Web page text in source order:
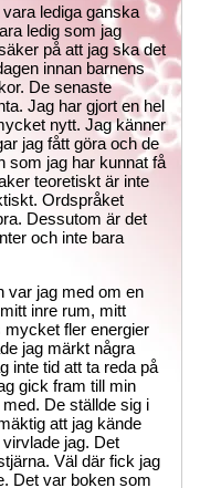
lediga ganska
ledig som jag
på att jag ska det
innan barnens
De senaste
Jag har gjort en hel
nytt. Jag känner
jag fått göra och de
som jag har kunnat få
teoretiskt är inte
Ordspråket
Dessutom är det
och inte bara
var jag med om en
inre rum, mitt
mycket fler energier
jag märkt några
inte tid att ta reda på
gick fram till min
De ställde sig i
att jag kände
jag. Det
Väl där fick jag
Det var boken som